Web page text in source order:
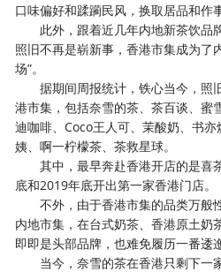
口味偏好和蹂躏民风，换取居品和作事
此外，跟着近几年内地新茶饮品
照旧不再是崭新事，香港市集成为了
场”。
据期间周报统计，铁心当今，照
港市集，包括奈雪的茶、茶百谈、蜜
迪咖啡、Coco王人可、茉酸奶、书
姨、啊一柠檬茶、茶救星球。
其中，最早奔赴香港开店的是喜
底和2019年底开出第一家香港门店。
不外，由于香港市集的品类万般
内地市集，在台式奶茶、香港原土奶
即即是头部品牌，也难免履历一番逶迤
当今，奈雪的茶在香港只剩下一